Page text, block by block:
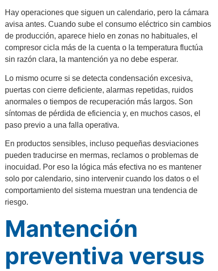
Hay operaciones que siguen un calendario, pero la cámara
avisa antes. Cuando sube el consumo eléctrico sin cambios
de producción, aparece hielo en zonas no habituales, el
compresor cicla más de la cuenta o la temperatura fluctúa
sin razón clara, la mantención ya no debe esperar.
Lo mismo ocurre si se detecta condensación excesiva,
puertas con cierre deficiente, alarmas repetidas, ruidos
anormales o tiempos de recuperación más largos. Son
síntomas de pérdida de eficiencia y, en muchos casos, el
paso previo a una falla operativa.
En productos sensibles, incluso pequeñas desviaciones
pueden traducirse en mermas, reclamos o problemas de
inocuidad. Por eso la lógica más efectiva no es mantener
solo por calendario, sino intervenir cuando los datos o el
comportamiento del sistema muestran una tendencia de
riesgo.
Mantención
preventiva versus